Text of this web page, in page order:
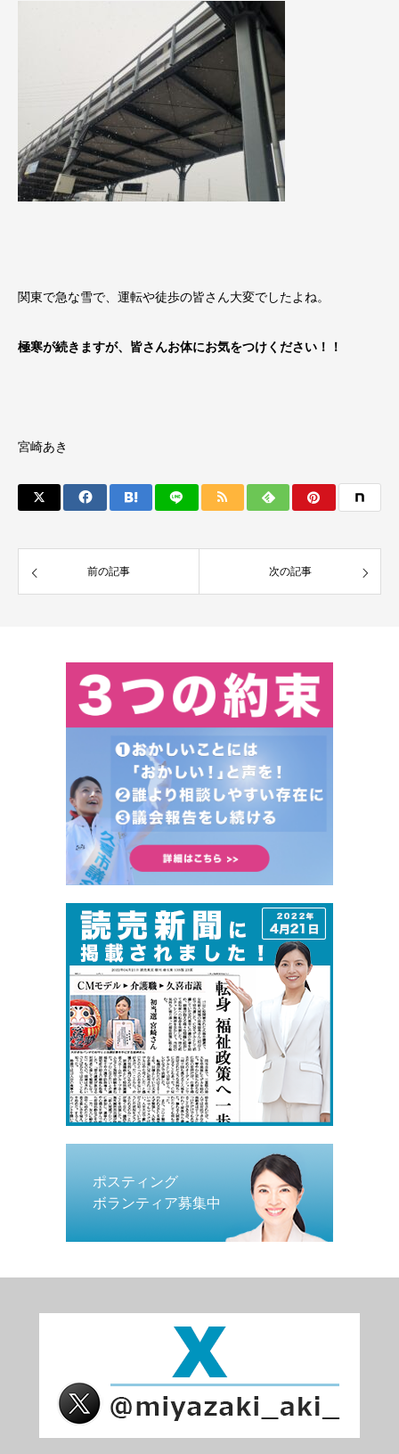
関東で急な雪で、運転や徒歩の皆さん大変でしたよね。
極寒が続きますが、皆さんお体にお気をつけください！！
宮崎あき
前の記事 次の記事
ポスティング
ボランティア募集中